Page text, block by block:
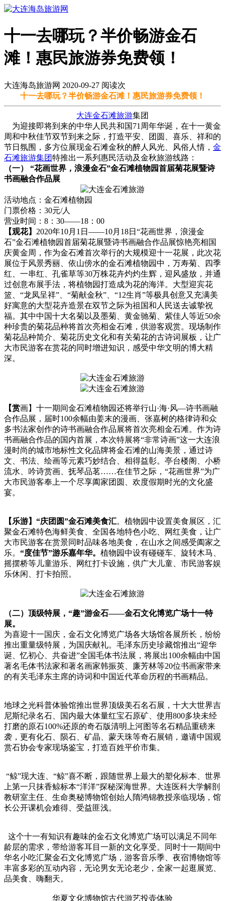
十一去哪玩？半价畅游金石
滩！惠民旅游券免费领！
大连海岛旅游网 2020-09-27 阅读次
十一去哪玩？半价畅游金石滩！惠民旅游券免费领！
大连金石滩旅游集团
为迎接即将到来的中华人民共和国71周年华诞，在十一黄金
周和中秋佳节双节到来之际，打造平安、团圆、喜乐、祥和的
节日氛围，多方位展现金石滩金秋的醉人风光、风俗人情， 金
石滩旅游集团特推出一系列惠民活动及金秋旅游线路：
（一） “花画世界，浪漫金石”金石滩植物园首届菊花展暨诗
书画融合作品展
活动地点：金石滩植物园
门票价格：30元/人
营业时间：8：30——18：00
【观花】 2020年10月1日——10月18日“花画世界，浪漫金
石”金石滩植物园首届菊花展暨诗书画融合作品展惊艳亮相国
庆黄金周，作为金石滩首次举行的大规模迎十一花展，此次花
展位于风景秀丽、依山傍水的金石滩植物园中，万寿菊、四季
红、一串红、孔雀草等30万株花卉灼灼生辉，迎风盛放，并通
过创意布展手法，将植物园打造成为花的海洋。大型迎宾花
篮、“龙凤呈祥”、“菊献金秋”、“12生肖”等极具创意又充满美
好寓意的大型花卉造景在双节之际为祖国和人民送去诚挚祝
福。其中中国十大名菊以及墨菊、黄金驰菊、紫佳人等近50余
种珍贵的菊花品种将首次亮相金石滩，供游客观赏。现场制作
菊花品种简介、菊花历史文化和有关菊花的古诗词展板，让广
大市民游客在赏花的同时增进知识，感受中华文明的博大精
深。
【赏画】十一期间金石滩植物园还将举行山·海·风—诗书画融
合作品展，届时100余幅由姜末的漫画、张嘉树的格律诗和众
多书法家创作的诗书画融合作品展将首次亮相金石滩。作为诗
书画融合作品的国内首展，本次特展将“非常诗画”这一大连浪
漫时尚的城市地标性文化品牌将金石滩的山海美景，通过诗
文、书法、绘画等元素巧妙结合、相得益彰。亭台楼阁、小桥
流水、吟诗赏画、抚琴品茗……在佳节之际，“花画世界”为广
大市民游客奉上一个尽享阖家团圆、欢度假期时光的文化盛
宴。
【乐游】 “庆团圆”金石滩美食汇。植物园中设置美食展区，汇
聚金石滩特色海鲜美食、全国各地特色小吃、网红美食，让广
大市民游客在赏景同时品味各地美食，在山水之间感受阖家之
乐。 “度佳节”游乐嘉年华。 植物园中设有碰碰车、旋转木马、
摇摆桥等儿童游乐、网红打卡设施，供广大儿童、市民游客娱
乐休闲、打卡拍照。
（二）顶级特展，“趣”游金石——金石文化博览广场十一特
展。
为喜迎十一国庆，金石文化博览广场各大场馆各展所长，纷纷
推出重量级特展，为国庆献礼。毛泽东历史珍藏馆推出“迎华
诞、忆初心、共奋进”全国毛体书法展，将展出100余幅由中国
著名毛体书法家和著名画家韩振英、廉芳林等20位书画家带来
的有关毛泽东主席的诗词和中国近代革命历程的书画精品。
地球之光科普体验馆推出世界顶级美石名石展，十大大世界吉
尼斯纪录名石、国内最大体量红宝石原矿、使用800多块未经
打磨的原石100%还原的奇石版清明上河图等名石精品重磅来
袭，更有化石、陨石、矿晶、蒙天珠等奇石展销，邀请中国观
赏石协会专家现场鉴宝，打造百姓平价市集。
“鲸”现大连、“鲸”喜不断，跟随世界上最大的塑化标本、世界
上第一只抹香鲸标本“洋洋”探秘深海世界。大连医科大学解剖
教研室主任、生命奥秘博物馆创始人隋鸿锦教授亲临现场，馆
长公开课机会难得、受益匪浅。
这个十一有知识有趣味的金石文化博览广场可以满足不同年
龄层的需求，带给游客耳目一新的文化享受。同时十一期间中
华名小吃汇聚金石文化博览广场，游客音乐季、夜宿博物馆等
丰富多彩的互动内容，无论男女无论老少，全家一起逛展览、
品美食、嗨翻天。
华夏文化博物馆古代游艺投壶体验